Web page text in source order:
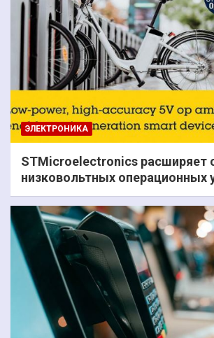
ЭЛЕКТРОНИКА
STMicroelectronics расширяет
низковольтных операционных